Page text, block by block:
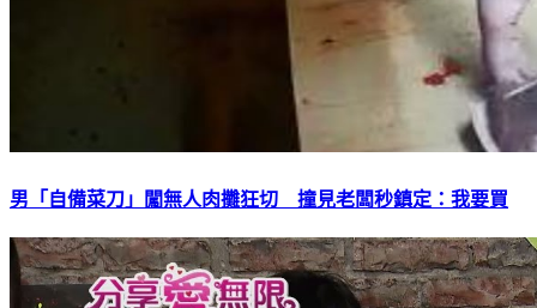
男「自備菜刀」闖無人肉攤狂切 撞見老闆秒鎮定：我要買